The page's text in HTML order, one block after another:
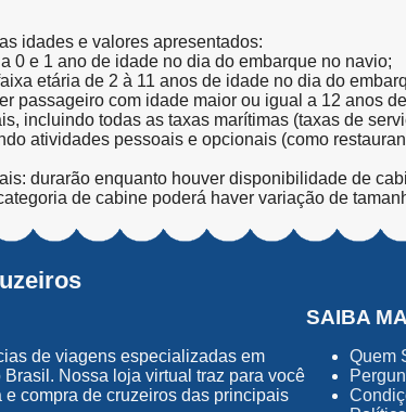
idades e valores apresentados:
0 e 1 ano de idade no dia do embarque no navio;
etária de 2 à 11 anos de idade no dia do
passageiro com idade maior ou igual a 12 anos
incluindo todas as taxas marítimas (taxas de
atividades pessoais e opcionais (como
durarão enquanto houver disponibilidade de
de cabine poderá haver variação de
de viagens especializadas em
Nossa loja virtual traz para você
compra de cruzeiros das principais
SAIBA
Quem